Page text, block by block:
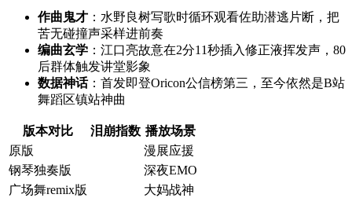
作曲鬼才 ：水野良树写歌时循环观看佐助潜逃片断，把
苦无碰撞声采样进前奏
编曲玄学 ：江口亮故意在2分11秒插入修正液挥发声，80
后群体触发讲堂影象
数据神话：首发即登Oricon公信榜第三，至今依然是B站
舞蹈区镇站神曲
版本对比 泪崩指数 播放场景
原版
漫展应援
钢琴独奏版
深夜EMO
广场舞remix版
大妈战神